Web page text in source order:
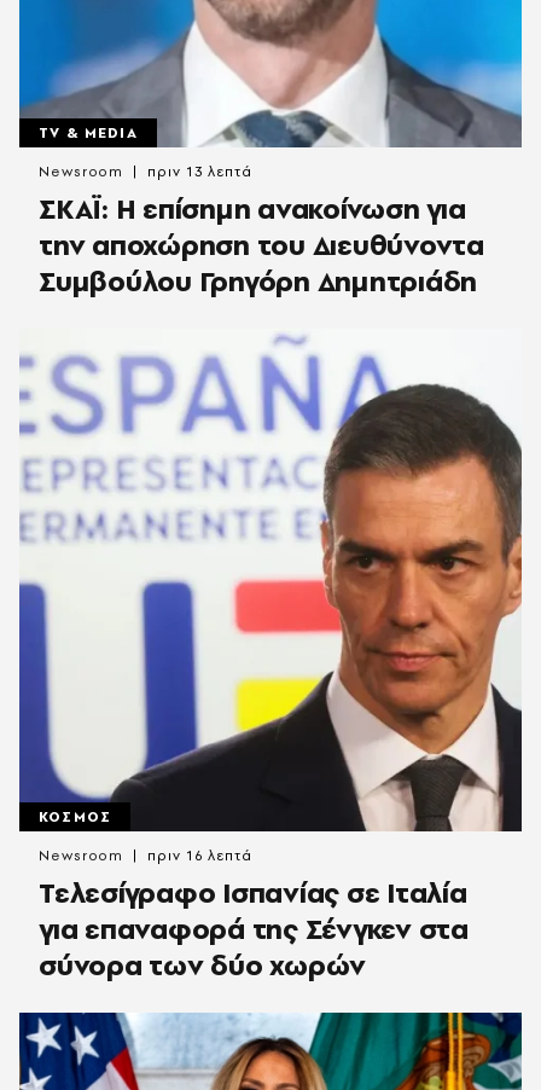
TV & MEDIA
ΣΚΑΪ: Η επίσημη ανακοίνωση για
την αποχώρηση του Διευθύνοντα
Συμβούλου Γρηγόρη Δημητριάδη
Newsroom πριν 13 λεπτά
ΚΟΣΜΟΣ
Τελεσίγραφο Ισπανίας σε Ιταλία
για επαναφορά της Σένγκεν στα
σύνορα των δύο χωρών
Newsroom πριν 16 λεπτά